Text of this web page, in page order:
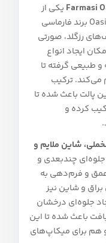
Farmasi یکی از
پالت‌های جذاب و کاربردی از مجموعه Oasis برند فارماسی
طیف‌های رزگلد، صورتی
ایجاد انواع
طبیعی گرفته تا
می‌کند. ترکیب
پالت باعث شده تا
کرده و
شاین ملایم و
چندبعدی و
عمق و فرم‌دهی به
و شاین نیز
جلوه‌ای درخشان
باعث شده تا این
هم برای میکاپ‌های